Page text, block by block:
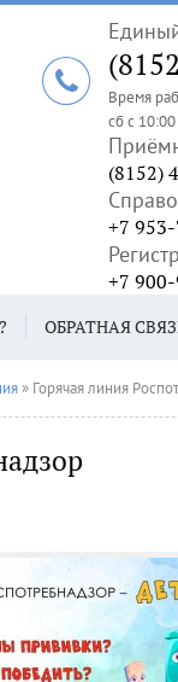
Время
сб с
(8152)
+7
+7
ОБРАТНАЯ
» Горячая линия